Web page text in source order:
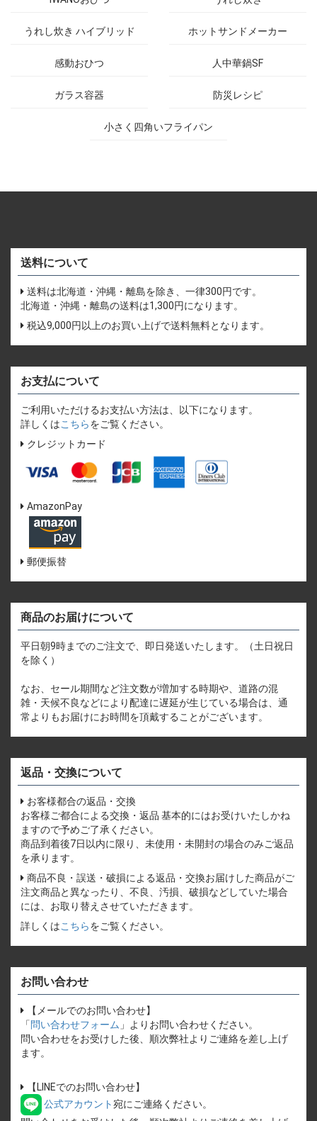
うれし炊き ハイブリッド ホットサンドメーカー
感動おひつ 人中華鍋SF
ガラス容器 防災レシピ
小さく四角いフライパン
送料について
送料は北海道・沖縄・離島を除き、一律300円です。
北海道・沖縄・離島の送料は1,300円になります。
税込9,000円以上のお買い上げで送料無料となります。
お支払について
ご利用いただけるお支払い方法は、以下になります。
詳しくはこちらをご覧ください。
クレジットカード
AmazonPay
郵便振替
商品のお届けについて
平日朝9時までのご注文で、即日発送いたします。（土日祝日
を除く）
なお、セール期間など注文数が増加する時期や、道路の混
雑・天候不良などにより配達に遅延が生じている場合は、通
常よりもお届けにお時間を頂戴することがございます。
返品・交換について
お客様都合の返品・交換
お客様ご都合による交換・返品 基本的にはお受けいたしかね
ますので予めご了承ください。
商品到着後7日以内に限り、未使用・未開封の場合のみご返品
を承ります。
商品不良・誤送・破損による返品・交換お届けした商品がご
注文商品と異なったり、不良、汚損、破損などしていた場合
には、お取り替えさせていただきます。
詳しくはこちらをご覧ください。
お問い合わせ
【メールでのお問い合わせ】
「 問い合わせフォーム 」よりお問い合わせください。
問い合わせをお受けした後、順次弊社よりご連絡を差し上げ
ます。
【LINEでのお問い合わせ】
公式アカウント宛にご連絡ください。